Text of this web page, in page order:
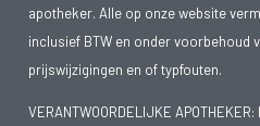
apotheker. Alle op onze website
inclusief BTW en onder voorbehoud
prijswijzigingen en of typfouten.
VERANTWOORDELIJKE